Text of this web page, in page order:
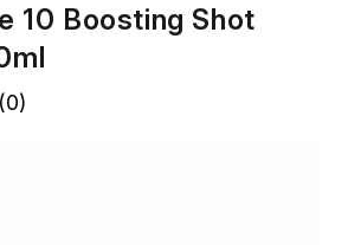
10 Boosting Shot
(0)